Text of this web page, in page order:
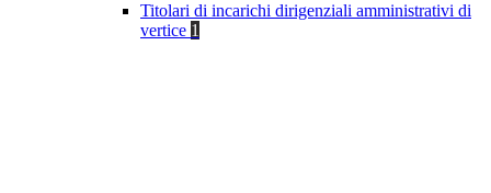
Titolari di incarichi dirigenziali amministrativi di
vertice 1